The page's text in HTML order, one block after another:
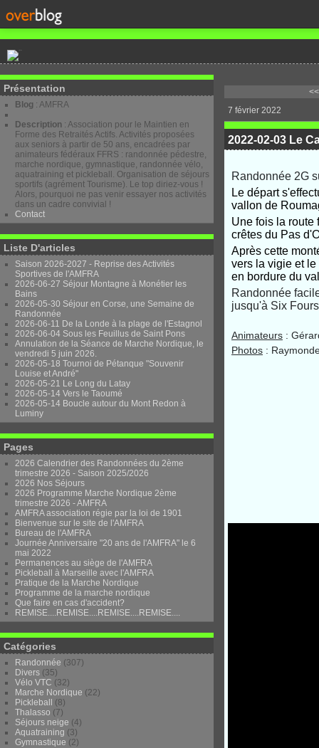
Présentation
Blog : AMFRA
Description : Association pour le Maintien en
Forme des Retraités Actifs. Activités proposées
aux seniors à partir de 50 ans, encadrées par
animateurs fédéraux FFRS : randonnée pédestre,
marche nordique, gymnastique, randonnée vélo,
aquatraining et pickleball. Organisation de séjours
sportifs (agrément Tourisme). Le top diriez-vous !
Alors, pourquoi ne pas venir essayer nos activités
dans un cadre convivial !
Contact
Liste D'articles
Saison 2026-2027 - Reprise des Activités
Sportives de l'AMFRA
2026-06-27 Séjour Montagne à Monétier les
Bains
2026-05-30 Séjour en Corse, une Semaine de
Randonnée
2026-06-11 De la Londe à la plage de l'Estagnol
2026-06-04 Sous les Feuillus de Saint Pons
Annulation de la Séance de Marche Nordique, le
vendredi 5 juin 2026.
2026-05-18 Tournoi de Pétanque "Souvenir
Louise et André"
2026-05-21 Le Long du Latay
2026-05-14 Vers le Taoumé
2026-05-14 Boucle autour du Mont Redon à
Luminy
Pages
2026 Calendrier des Randonnées du 2ème
trimestre 2026 - Saison 2025/2026
2026 Nos Séjours
2026 Programme Marche Nordique 2ème
trimestre 2026 - AMFRA
AMFRA association régie par la loi de 1901
Bienvenue sur le site de l'AMFRA
Bureau de l'AMFRA
Journée Anniversaire "20 ans de l'AMFRA" le 6
mai 2022
Permanences au siège de l'AMFRA
Pickleball à Marseille avec l'AMFRA
Pratique de la Marche Nordique
Programme de la marche nordique
Que faire en cas d'accident?
REMISE....REMISE....REMISE....REMISE....
Catégories
Randonnée (307)
Divers (35)
Vélo VTC (32)
Marche Nordique (22)
Pickleball
(8)
Thalasso (7)
Séjours neige (4)
Aquatraining (3)
Gymnastique (2)
7 février 2022
2022-02-03 Le
Randonnée 2G
Le départ
vallon de
Une fois la route
crêtes du Pas
Après cette
vers la vigie et
en bordure du
Randonnée
jusqu'à Six
Animateurs :
Photos :